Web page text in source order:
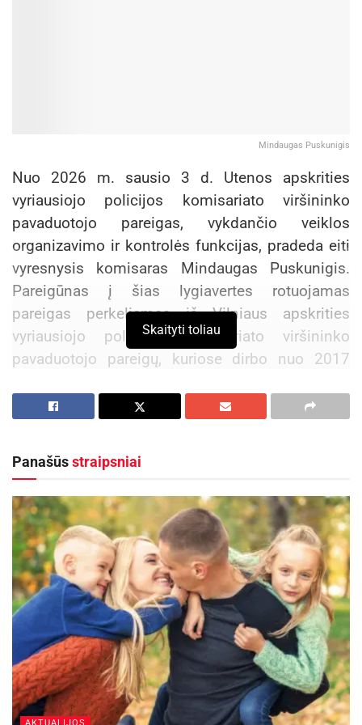
Mindaugas Puskunigis
Nuo 2026 m. sausio 3 d. Utenos apskrities
vyriausiojo policijos komisariato viršininko
pavaduotojo pareigas, vykdančio veiklos
organizavimo ir kontrolės funkcijas, pradeda eiti
vyresnysis komisaras Mindaugas Puskunigis.
Pareigūnas į šias lygiavertes rotuojamas
pareigas perkeliamas iš Vilniaus apskrities
vyriausiojo policijos komisariato viršininko
pavaduotojo pareigų, kuriose dirbo nuo 2017
metų, didelę profesinės patirties dalį sukaupė
tarnybos naujose pareigose ir sklandaus
įsiliejimo į Utenos apskrities policijos
bendruomenę.
2026 m. sausio 2 d. atsisveikinome su tarnybą
policijoje baigusiu Utenos apskrities vyriausiojo
policijos komisariato viršininko pavaduotoju,
vyresniuoju komisaru Sauliumi Navarsku.
Daugiau nei 17 metų jis ėjo viršininko
pavaduotojo pareigas, vykdė veiklos
organizavimo ir kontrolės funkcijas. Prieš tai
dešimtmetį vadovavo Visagino policijos
Skaityti toliau
Panašūsstraipsniai
AKTUALIJOS